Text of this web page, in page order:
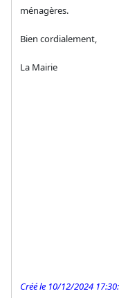
ménagères.
Bien cordialement,
La Mairie
Créé le 10/12/2024